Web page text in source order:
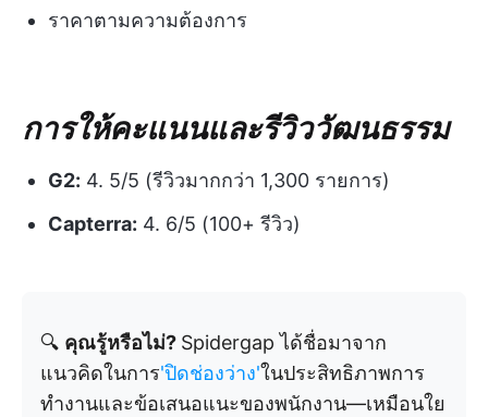
ราคาตามความต้องการ
การให้คะแนนและรีวิววัฒนธรรม
G2: 4. 5/5 (รีวิวมากกว่า 1,300 รายการ)
Capterra: 4. 6/5 (100+ รีวิว)
🔍 คุณรู้หรือไม่? Spidergap ได้ชื่อมาจาก
แนวคิดในการ'ปิดช่องว่าง'ในประสิทธิภาพการ
ทำงานและข้อเสนอแนะของพนักงาน—เหมือนใย